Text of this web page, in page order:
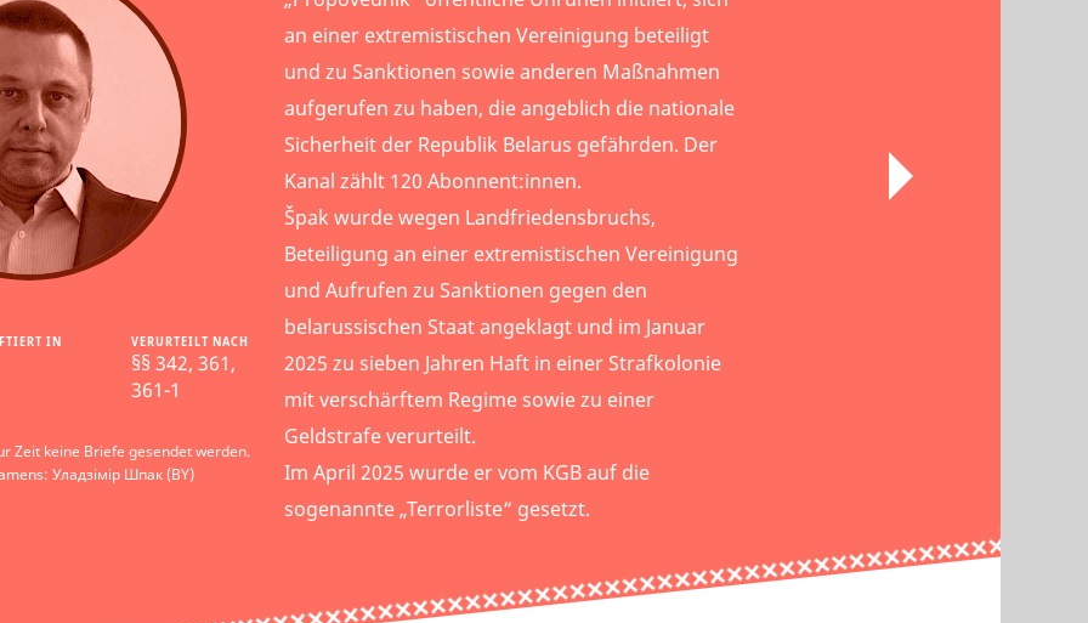
IN VERURTEILT NACH
§§ 342, 361,
361-1
Zeit keine Briefe gesendet werden.
Уладзімір Шпак (BY)
an einer extremistischen Vereinigung beteiligt
und zu Sanktionen sowie anderen Maßnahmen
aufgerufen zu haben, die angeblich die nationale
Sicherheit der Republik Belarus gefährden. Der
Kanal zählt 120 Abonnent:innen.
Špak wurde wegen Landfriedensbruchs,
Beteiligung an einer extremistischen Vereinigung
und Aufrufen zu Sanktionen gegen den
belarussischen Staat angeklagt und im Januar
2025 zu sieben Jahren Haft in einer Strafkolonie
mit verschärftem Regime sowie zu einer
Geldstrafe verurteilt.
Im April 2025 wurde er vom KGB auf die
sogenannte „Terrorliste“ gesetzt.